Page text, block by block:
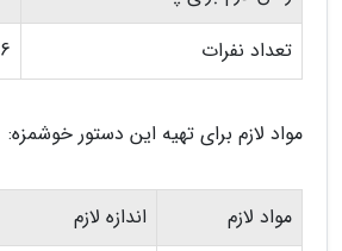
تعداد نفرات
6 نفر
مواد لازم برای تهیه این دستور خوشمزه:
مواد لازم
اندازه لازم